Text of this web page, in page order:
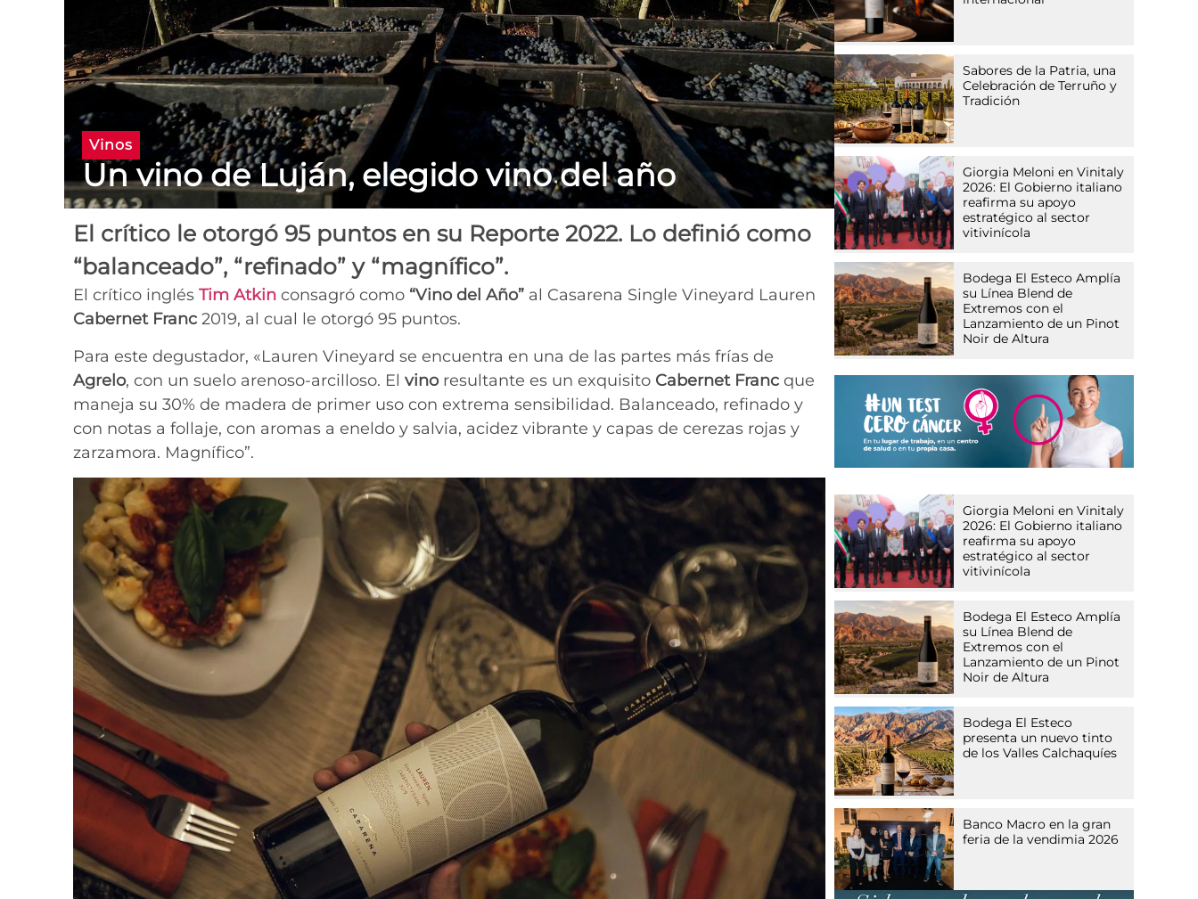
Vinos
Un vino de Luján, elegido vino del año
El crítico le otorgó 95 puntos en su Reporte 2022. Lo definió como
“balanceado”, “refinado” y “magnífico”.
El crítico inglés Tim Atkin consagró como “Vino del Año” al Casarena Single Vineyard Lauren
Cabernet Franc 2019, al cual le otorgó 95 puntos.
Para este degustador, «Lauren Vineyard se encuentra en una de las partes más frías de
Agrelo, con un suelo arenoso-arcilloso. El vino resultante es un exquisito Cabernet Franc que
maneja su 30% de madera de primer uso con extrema sensibilidad. Balanceado, refinado y
con notas a follaje, con aromas a eneldo y salvia, acidez vibrante y capas de cerezas rojas y
zarzamora. Magnífico”.
Sabores de la Patria, una
Celebración de Terruño y
Tradición
Giorgia Meloni en Vinitaly
2026: El Gobierno italiano
reafirma su apoyo
estratégico al sector
vitivinícola
Bodega El Esteco Amplía
su Línea Blend de
Extremos con el
Lanzamiento de un Pinot
Noir de Altura
Giorgia Meloni en Vinitaly
2026: El Gobierno italiano
reafirma su apoyo
estratégico al sector
vitivinícola
Bodega El Esteco Amplía
su Línea Blend de
Extremos con el
Lanzamiento de un Pinot
Noir de Altura
Bodega El Esteco
presenta un nuevo tinto
de los Valles Calchaquíes
Banco Macro en la gran
feria de la vendimia 2026